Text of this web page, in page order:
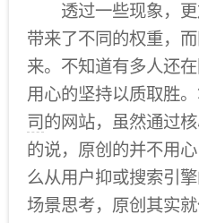
透过一些现象，更
带来了不同的权重，
来。不知道有多人还
用心的坚持以质取胜
司 的网站，虽然通过
的说，原创的并不用
么从用户抑或搜索引
场景思考，原创其实